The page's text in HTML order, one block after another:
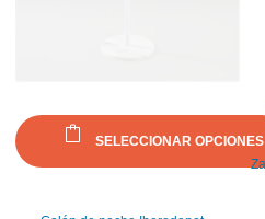
SELECCIONAR OPCIONES